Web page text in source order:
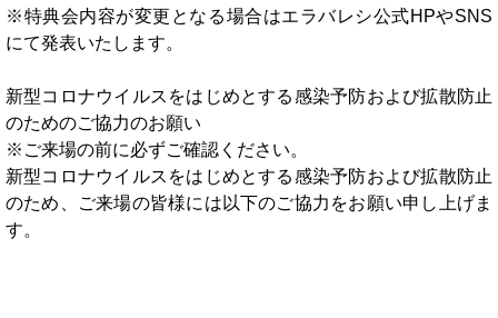
※特典会内容が変更となる場合はエラバレシ公式HPやSNS
にて発表いたします。
新型コロナウイルスをはじめとする感染予防および拡散防止
のためのご協力のお願い
※ご来場の前に必ずご確認ください。
新型コロナウイルスをはじめとする感染予防および拡散防止
のため、ご来場の皆様には以下のご協力をお願い申し上げま
す。